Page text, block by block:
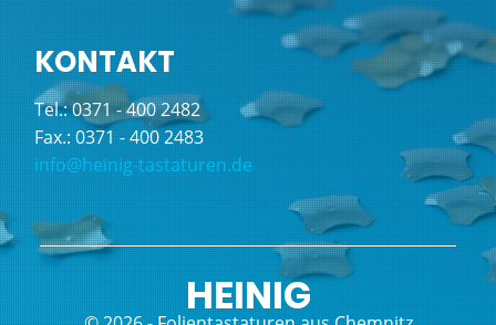
KONTAKT
Tel.: 0371 - 400 2482
Fax.: 0371 - 400 2483
info@heinig-tastaturen.de
HEINIG